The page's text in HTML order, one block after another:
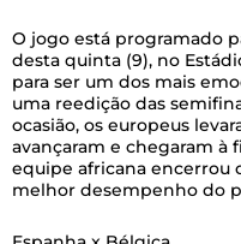
O jogo está programado
desta quinta (9), no
para ser um dos mais
uma reedição das
ocasião, os europeus
avançaram e chegaram à
equipe africana encerrou
melhor desempenho do